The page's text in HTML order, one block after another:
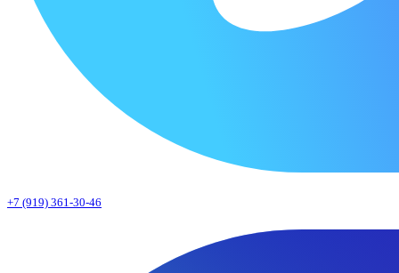
+7 (919) 361-30-46